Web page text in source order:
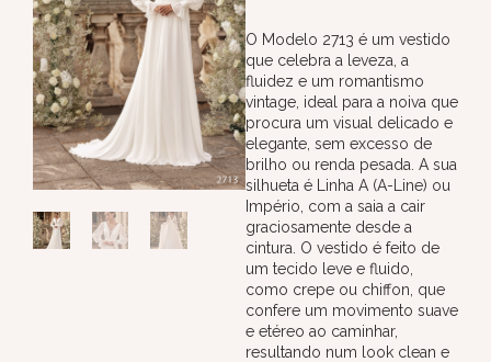
O Modelo 2713 é um vestido
que celebra a leveza, a
fluidez e um romantismo
vintage, ideal para a noiva que
procura um visual delicado e
elegante, sem excesso de
brilho ou renda pesada. A sua
silhueta é Linha A (A-Line) ou
Império, com a saia a cair
graciosamente desde a
cintura. O vestido é feito de
um tecido leve e fluido,
como crepe ou chiffon, que
confere um movimento suave
e etéreo ao caminhar,
resultando num look clean e